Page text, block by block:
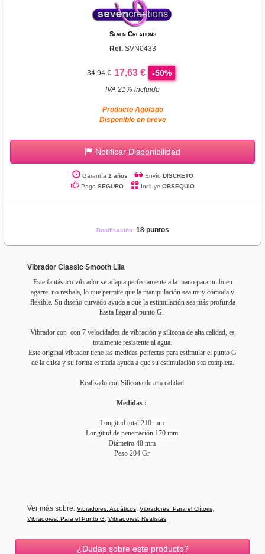
Seven Creations
Ref. SVN0433
34,94 € 17,63 € -50%
IVA 21% incluido
Producto Agotado
Disponible en breve
Notificar Disponibilidad
Garantía 2 años Envío DISCRETO
Pago SEGURO Incluye OBSEQUIO
Bonificación: 18 puntos
Vibrador Classic Smooth Lila
Este fantástico vibrador se adapta perfectamente a la mano para un buen
agarre, no resbala, lo que permite que la manipulación sea muy cómoda y
flexible. Su diseño curvado ayuda a que la estimulación sea más profunda
hasta llegar al punto G.
Vibrador con con 7 velocidades de vibración y silicona de alta calidad, es
totalmente resistente al agua.
Este original vibrador tiene las medidas perfectas para estimular el punto G
de la chica y su forma estriada ayuda a que su estimulación sea completa.
Realizado con Silicona de alta calidad
Medidas :
Longitud total 210 mm
Longitud de penetración 170 mm
Diámetro 48 mm
Peso 204 Gr
Ver más sobre: Vibradores: Acuáticos, Vibradores: Para el Clítoris,
Vibradores: Para el Punto G, Vibradores: Realistas
¿Dudas sobre este producto?